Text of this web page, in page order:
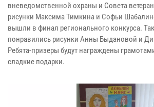
вневедомственной охраны и Совета
рисунки Максима Тимкина и Софьи
вышли в финал регионального конкурса.
понравились рисунки Анны Быдановой и
Ребята-призеры будут награждены
сладкие подарки.